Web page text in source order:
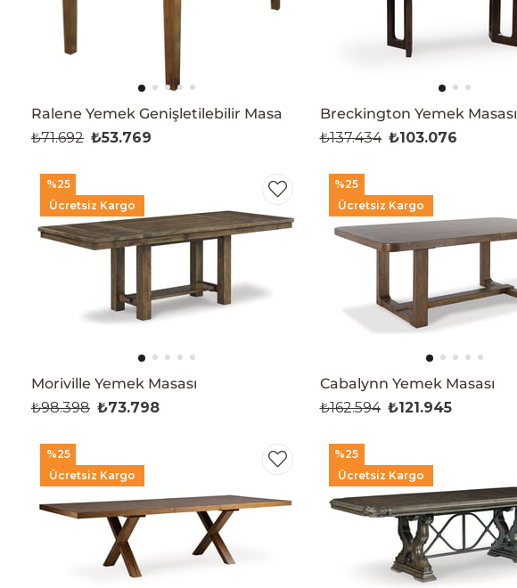
Ralene Yemek Genişletilebilir Masa
₺53.769
₺71.692
Breckington Yemek Masası
₺103.076
₺137.434
Moriville Yemek Masası
₺73.798
₺98.398
Ücretsiz Kargo
%25
Cabalynn Yemek Masası
₺121.945
₺162.594
Ücretsiz Kargo
%25
Ücretsiz Kargo
%25
Ücretsiz Kargo
%25